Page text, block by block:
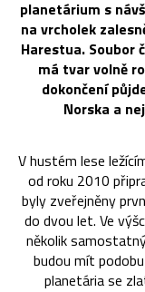
planetárium s
na vrcholek
Harestua. Soubor
má tvar volně
dokončení
Norska a
V hustém lese
od roku 2010
byly zveřejněny
do dvou let. Ve
několik
budou mít
planetária se